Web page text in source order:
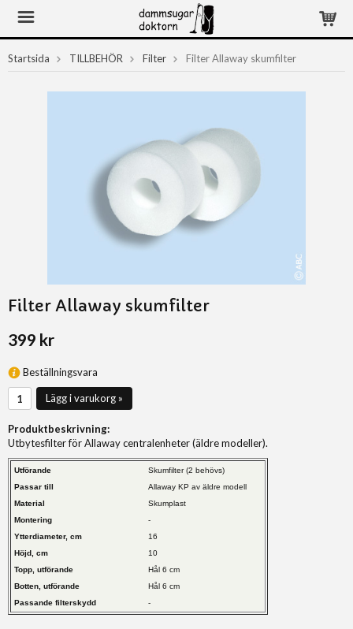
Startsida TILLBEHÖR Filter Filter Allaway skumfilter
Filter Allaway skumfilter
399 kr
Beställningsvara
Lägg i varukorg »
Produktbeskrivning:
Utbytesfilter för Allaway centralenheter (äldre modeller).
Utförande
Skumfilter (2 behövs)
Passar till
Allaway KP av äldre modell
Material
Skumplast
Montering
-
Ytterdiameter, cm
16
Höjd, cm
10
Topp, utförande
Hål 6 cm
Botten, utförande
Hål 6 cm
Passande filterskydd
-